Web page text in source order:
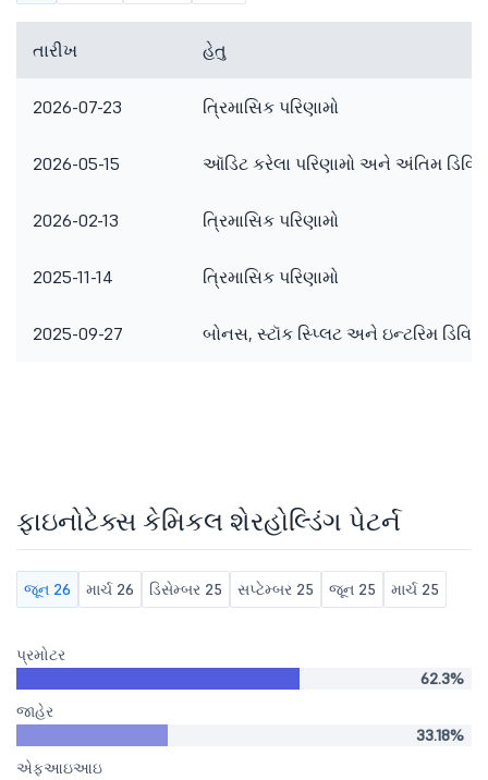
તારીખ હેતુ
2026-07-23 ત્રિમાસિક પરિણામો
2026-05-15 ઑડિટ કરેલા પરિણામો અને અંતિમ
2026-02-13 ત્રિમાસિક પરિણામો
2025-11-14 ત્રિમાસિક પરિણામો
2025-09-27 બોનસ, સ્ટૉક સ્પ્લિટ અને ઇન્ટરિમ
ફાઇનોટેક્સ કેમિકલ શેરહોલ્ડિંગ પેટર્ન
જૂન 26 માર્ચ 26 ડિસેમ્બર 25 સપ્ટેમ્બર 25 જૂન 25 માર્ચ 25
પ્રમોટર
62.3%
જાહેર
33.18%
એફઆઇઆઇ